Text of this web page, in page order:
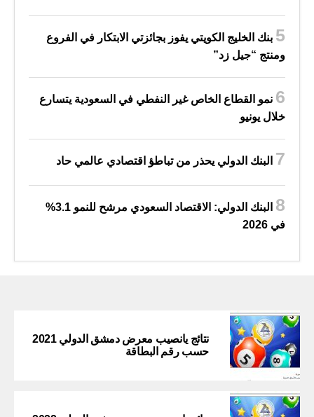
بنك الخليج الكويتي يفوز بجائزتي الابتكار في الفروع
ومنتج “جيل زد”
نمو القطاع الخاص غير النفطي في السعودية يتسارع
خلال يونيو
البنك الدولي يحذر من تباطؤ اقتصادي عالمي حاد
البنك الدولي: الاقتصاد السعودي مرشح للنمو 3.1%
في 2026
نتائج يانصيب معرض دمشق الدولي 2021
حسب رقم البطاقة